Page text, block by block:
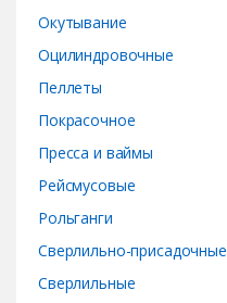
Окутывание
Оцилиндровочные
Пеллеты
Покрасочное
Пресса и ваймы
Рейсмусовые
Рольганги
Сверлильно-присадочные
Сверлильные